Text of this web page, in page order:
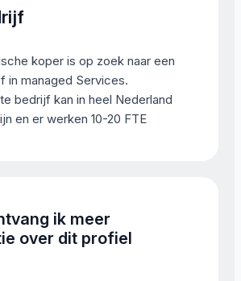
koper is op zoek naar een
in managed Services.
bedrijf kan in heel Nederland
en er werken 10-20 FTE
ik meer
over dit profiel